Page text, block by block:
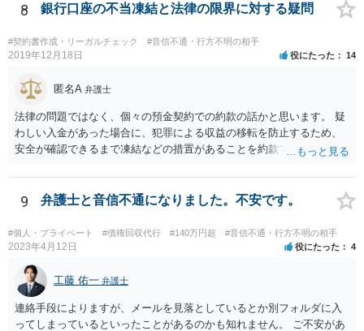
8 銀行口座の不当凍結と法律の限界に対する疑問
#契約書作成・リーガルチェック #音信不通・行方不明の相手
2019年12月18日 役にたった 14
匿名A 弁護士
法律の問題ではなく、個々の預金契約での約款の話かと思います。 疑
わしい入金があった場合に、犯罪による収益の移転を防止するため、
安全が確認できるまで凍結などの措置があることを約款で定めている
口座を開設している以上、応じざるを得ません。 銀行に根拠を確認し
てみるとよいでしょう。
9 弁護士と音信不通になりました。不安です。
#個人・プライベート #債権回収代行 #140万円超 #音信不通・行方不明の相手
2023年4月12日 役にたった 4
工藤 佑一 弁護士
連絡手段によりますが、メールを見落としているとか別フォルダに入
ってしまっているといったことがあるのかも知れません。 ご不安があ